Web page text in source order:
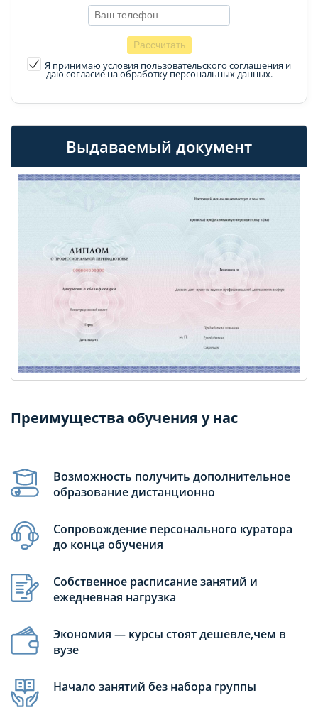
Я принимаю условия пользовательского соглашения и
даю согласие на обработку персональных данных.
Выдаваемый документ
Преимущества обучения у нас
Возможность получить дополнительное
образование дистанционно
Сопровождение персонального куратора
до конца обучения
Собственное расписание занятий и
ежедневная нагрузка
Экономия — курсы стоят дешевле,чем в
вузе
Начало занятий без набора группы